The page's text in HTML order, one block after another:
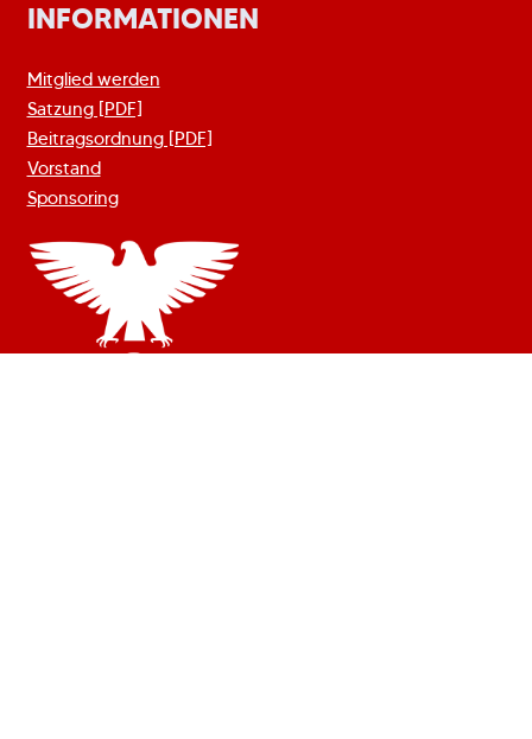
INFORMATIONEN
Mitglied werden
Satzung [PDF]
Beitragsordnung [PDF]
Vorstand
Sponsoring